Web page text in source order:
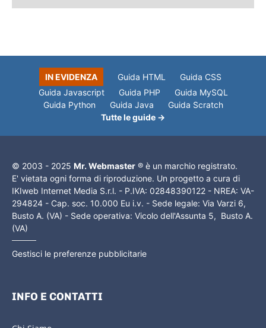
IN EVIDENZA Guida HTML
Guida CSS
Guida Javascript
Guida PHP
Guida MySQL
Guida Python
Guida Java
Guida Scratch
Tutte le guide →
© 2003 - 2025 Mr. Webmaster ® è un marchio registrato.
E' vietata ogni forma di riproduzione. Un progetto a cura di
IKIweb Internet Media S.r.l. - P.IVA: 02848390122 - NREA: VA-
294824 - Cap. soc. 10.000 Eu i.v. - Sede legale: Via Varzi 6,
Busto A. (VA) - Sede operativa: Vicolo dell'Assunta 5, Busto A.
(VA)
Gestisci le preferenze pubblicitarie
INFO E CONTATTI